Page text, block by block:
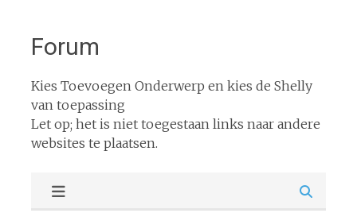
Forum
Kies Toevoegen Onderwerp en kies de Shelly
van toepassing
Let op; het is niet toegestaan links naar andere
websites te plaatsen.